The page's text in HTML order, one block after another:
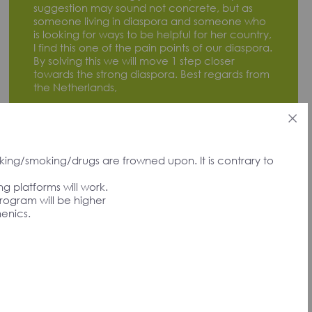
suggestion may sound not concrete, but as
someone living in diaspora and someone who
is looking for ways to be helpful for her country,
I find this one of the pain points of our diaspora.
By solving this we will move 1 step closer
towards the strong diaspora. Best regards from
the Netherlands,
smoking/drugs are frowned upon. It is contrary to
platforms will work.
will be higher